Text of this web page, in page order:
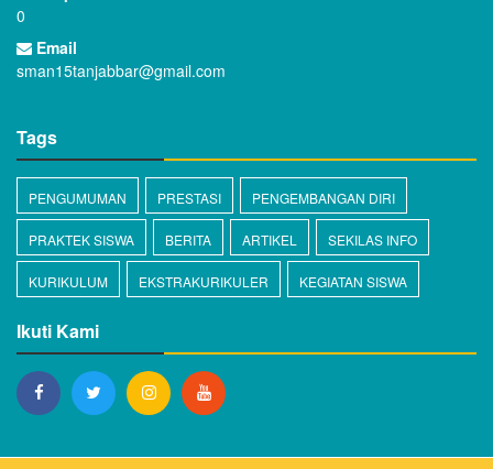
0
Email
sman15tanjabbar@gmail.com
Tags
PENGUMUMAN PRESTASI PENGEMBANGAN DIRI
PRAKTEK SISWA BERITA ARTIKEL SEKILAS INFO
KURIKULUM EKSTRAKURIKULER KEGIATAN SISWA
Ikuti Kami